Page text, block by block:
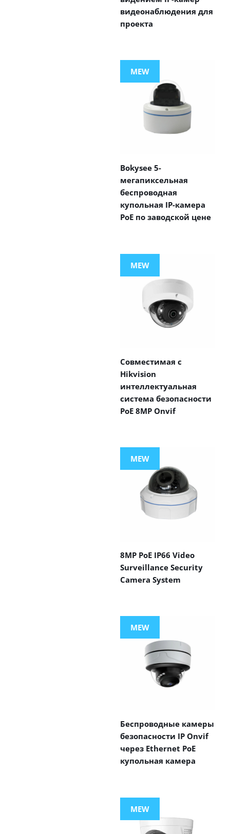
видеонаблюдения для
проекта
MEW
Bokysee 5-
мегапиксельная
беспроводная
купольная IP-камера
PoE по заводской цене
MEW
Совместимая с
Hikvision
интеллектуальная
система безопасности
PoE 8MP Onvif
MEW
8MP PoE IP66 Video
Surveillance Security
Camera System
MEW
Беспроводные камеры
безопасности IP Onvif
через Ethernet PoE
купольная камера
MEW